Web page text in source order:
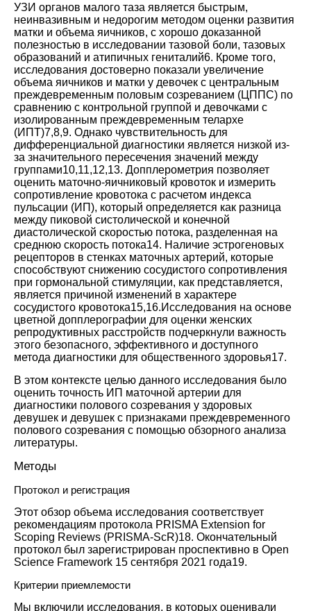
УЗИ органов малого таза является быстрым,
неинвазивным и недорогим методом оценки развития
матки и объема яичников, с хорошо доказанной
полезностью в исследовании тазовой боли, тазовых
образований и атипичных гениталий6. Кроме того,
исследования достоверно показали увеличение
объема яичников и матки у девочек с центральным
преждевременным половым созреванием (ЦППС) по
сравнению с контрольной группой и девочками с
изолированным преждевременным телархе
(ИПТ)7,8,9. Однако чувствительность для
дифференциальной диагностики является низкой из-
за значительного пересечения значений между
группами10,11,12,13. Допплерометрия позволяет
оценить маточно-яичниковый кровоток и измерить
сопротивление кровотока с расчетом индекса
пульсации (ИП), который определяется как разница
между пиковой систолической и конечной
диастолической скоростью потока, разделенная на
среднюю скорость потока14. Наличие эстрогеновых
рецепторов в стенках маточных артерий, которые
способствуют снижению сосудистого сопротивления
при гормональной стимуляции, как представляется,
является причиной изменений в характере
сосудистого кровотока15,16.Исследования на основе
цветной допплерографии для оценки женских
репродуктивных расстройств подчеркнули важность
этого безопасного, эффективного и доступного
метода диагностики для общественного здоровья17.
В этом контексте целью данного исследования было
оценить точность ИП маточной артерии для
диагностики полового созревания у здоровых
девушек и девушек с признаками преждевременного
полового созревания с помощью обзорного анализа
литературы.
Методы
Протокол и регистрация
Этот обзор объема исследования соответствует
рекомендациям протокола PRISMA Extension for
Scoping Reviews (PRISMA-ScR)18. Окончательный
протокол был зарегистрирован проспективно в Open
Science Framework 15 сентября 2021 года19.
Критерии приемлемости
Мы включили исследования, в которых оценивали